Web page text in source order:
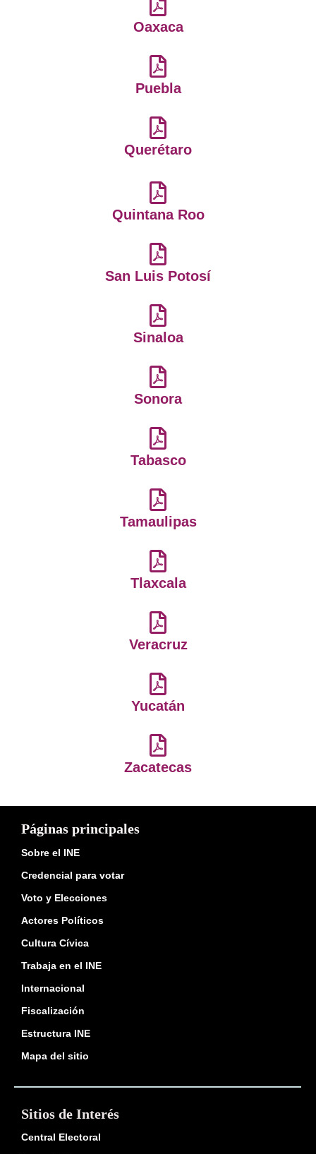
Oaxaca
Puebla
Querétaro
Quintana Roo
San Luis Potosí
Sinaloa
Sonora
Tabasco
Tamaulipas
Tlaxcala
Veracruz
Yucatán
Zacatecas
Páginas principales
Sobre el INE
Credencial para votar
Voto y Elecciones
Actores Políticos
Cultura Cívica
Trabaja en el INE
Internacional
Fiscalización
Estructura INE
Mapa del sitio
Sitios de Interés
Central Electoral